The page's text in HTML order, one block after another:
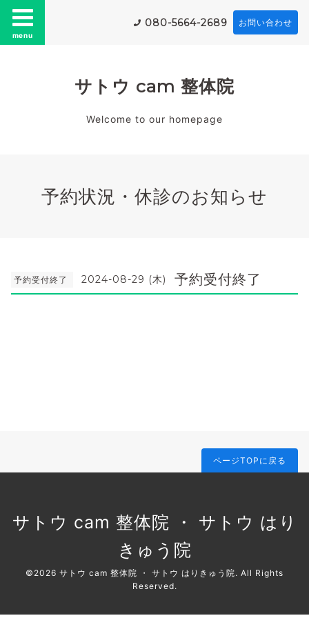
menu
080-5664-2689 お問い合わせ
サトウ cam 整体院
Welcome to our homepage
予約状況・休診のお知らせ
予約受付終了 2024-08-29 (木) 予約受付終了
ページTOPに戻る
サトウ cam 整体院 ・ サトウ はり
きゅう院
©2026 サトウ cam 整体院 ・ サトウ はりきゅう院. All Rights
Reserved.